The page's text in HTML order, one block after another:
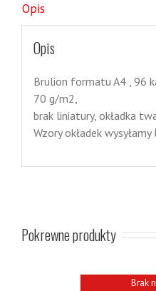
Opis
Opis
Brulion formatu A4 , 96
70 g/m2,
brak liniatury, okładka
Wzory okładek
Pokrewne produkty
Brak